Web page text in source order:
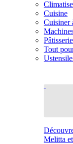
Cuisine
Cuisiner
Pâtisserie
Tout
Melitta